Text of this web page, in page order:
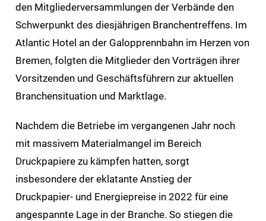
den Mitgliederversammlungen der Verbände den
Schwerpunkt des diesjährigen Branchentreffens. Im
Atlantic Hotel an der Galopprennbahn im Herzen von
Bremen, folgten die Mitglieder den Vorträgen ihrer
Vorsitzenden und Geschäftsführern zur aktuellen
Branchensituation und Marktlage.
Nachdem die Betriebe im vergangenen Jahr noch
mit massivem Materialmangel im Bereich
Druckpapiere zu kämpfen hatten, sorgt
insbesondere der eklatante Anstieg der
Druckpapier- und Energiepreise in 2022 für eine
angespannte Lage in der Branche. So stiegen die